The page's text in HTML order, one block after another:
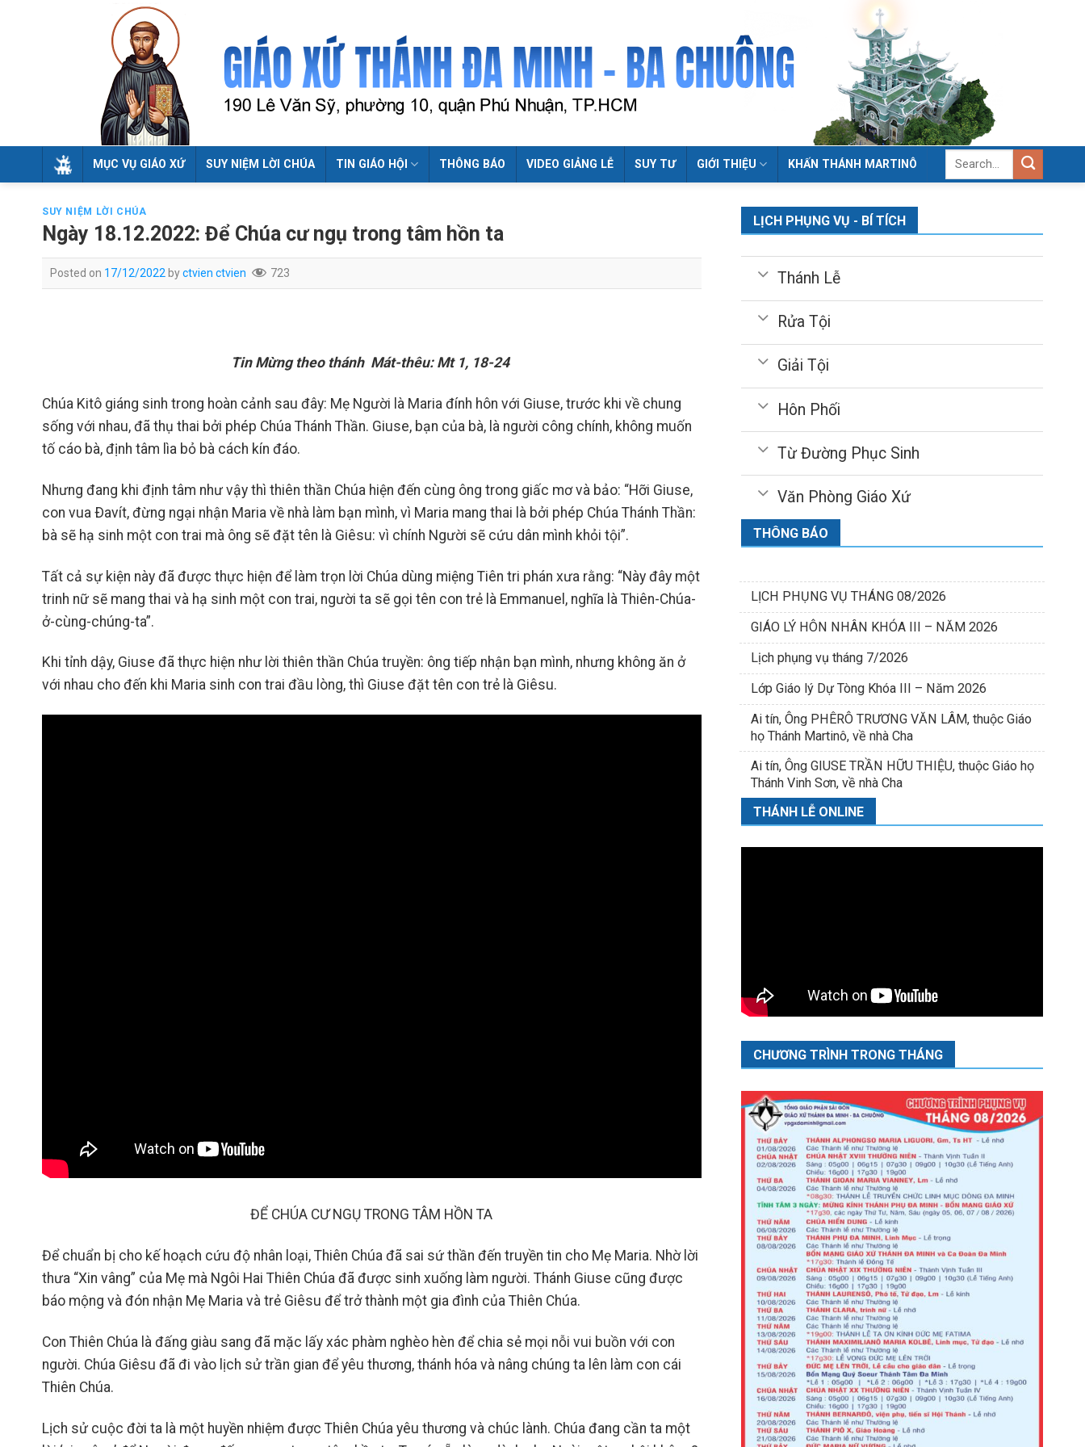
MỤC VỤ GIÁO XỨ SUY NIỆM LỜI CHÚA TIN GIÁO HỘI THÔNG BÁO VIDEO GIẢNG LỄ SUY TƯ GIỚI THIỆU KHẤN THÁNH MARTINÔ
SUY NIỆM LỜI CHÚA
Ngày 18.12.2022: Để Chúa cư ngụ trong tâm hồn ta
Posted on 17/12/2022 byctvien ctvien 723
Tin Mừng theo thánh Mát-thêu: Mt 1, 18-24
Chúa Kitô giáng sinh trong hoàn cảnh sau đây: Mẹ Người là Maria đính hôn với Giuse, trước khi về chung
sống với nhau, đã thụ thai bởi phép Chúa Thánh Thần. Giuse, bạn của bà, là người công chính, không muốn
tố cáo bà, định tâm lìa bỏ bà cách kín đáo.
Nhưng đang khi định tâm như vậy thì thiên thần Chúa hiện đến cùng ông trong giấc mơ và bảo: “Hỡi Giuse,
con vua Ðavít, đừng ngại nhận Maria về nhà làm bạn mình, vì Maria mang thai là bởi phép Chúa Thánh Thần:
bà sẽ hạ sinh một con trai mà ông sẽ đặt tên là Giêsu: vì chính Người sẽ cứu dân mình khỏi tội”.
Tất cả sự kiện này đã được thực hiện để làm trọn lời Chúa dùng miệng Tiên tri phán xưa rằng: “Này đây một
trinh nữ sẽ mang thai và hạ sinh một con trai, người ta sẽ gọi tên con trẻ là Emmanuel, nghĩa là Thiên-Chúa-
ở-cùng-chúng-ta”.
Khi tỉnh dậy, Giuse đã thực hiện như lời thiên thần Chúa truyền: ông tiếp nhận bạn mình, nhưng không ăn ở
với nhau cho đến khi Maria sinh con trai đầu lòng, thì Giuse đặt tên con trẻ là Giêsu.
ĐỂ CHÚA CƯ NGỤ TRONG TÂM HỒN TA
Để chuẩn bị cho kế hoạch cứu độ nhân loại, Thiên Chúa đã sai sứ thần đến truyền tin cho Mẹ Maria. Nhờ lời
thưa “Xin vâng” của Mẹ mà Ngôi Hai Thiên Chúa đã được sinh xuống làm người. Thánh Giuse cũng được
báo mộng và đón nhận Mẹ Maria và trẻ Giêsu để trở thành một gia đình của Thiên Chúa.
Con Thiên Chúa là đấng giàu sang đã mặc lấy xác phàm nghèo hèn để chia sẻ mọi nỗi vui buồn với con
người. Chúa Giêsu đã đi vào lịch sử trần gian để yêu thương, thánh hóa và nâng chúng ta lên làm con cái
Thiên Chúa.
Lịch sử cuộc đời ta là một huyền nhiệm được Thiên Chúa yêu thương và chúc lành. Chúa đang cần ta một
LỊCH PHỤNG VỤ - BÍ TÍCH
Thánh Lễ
Rửa Tội
Giải Tội
Hôn Phối
Từ Đường Phục Sinh
Văn Phòng Giáo Xứ
THÔNG BÁO
LỊCH PHỤNG VỤ THÁNG 08/2026
GIÁO LÝ HÔN NHÂN KHÓA III – NĂM 2026
Lịch phụng vụ tháng 7/2026
Lớp Giáo lý Dự Tòng Khóa III – Năm 2026
Ai tín, Ông PHÊRÔ TRƯƠNG VĂN LÂM, thuộc Giáo
họ Thánh Martinô, về nhà Cha
Ai tín, Ông GIUSE TRẦN HỮU THIỆU, thuộc Giáo họ
Thánh Vinh Sơn, về nhà Cha
THÁNH LỄ ONLINE
CHƯƠNG TRÌNH TRONG THÁNG